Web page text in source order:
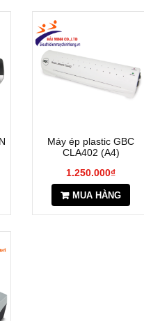
Máy ép plastic GBC
CLA402 (A4)
1.250.000₫
MUA HÀNG